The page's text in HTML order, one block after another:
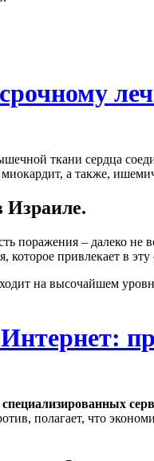
ткани сердца
а также,
Израиле.
поражения – далеко
привлекает в
на высочайшем
полагает, что